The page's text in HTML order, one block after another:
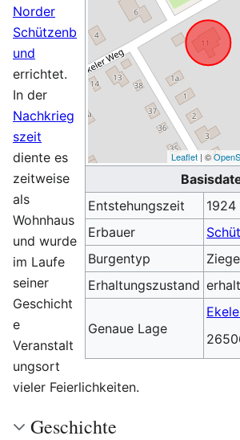
Leaflet | ©
Entstehungszeit
1924
Erbauer
Burgentyp
Erhaltungszustand
Genaue Lage
Norder
Schützenb
und
errichtet.
In der
Nachkrieg
szeit
diente es
zeitweise
als
Wohnhaus
und wurde
im Laufe
seiner
Geschicht
e
Veranstalt
ungsort
vieler Feierlichkeiten.
Geschichte